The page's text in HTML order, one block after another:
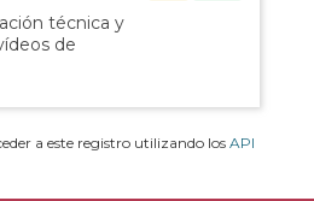
técnica y
de
a este registro utilizando los API